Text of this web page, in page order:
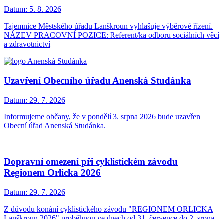
Datum: 5. 8. 2026
Tajemnice Městského úřadu Lanškroun vyhlašuje výběrové řízení.
NÁZEV PRACOVNÍ POZICE: Referent/ka odboru sociálních věcí
a zdravotnictví
Uzavření Obecního úřadu Anenská Studánka
Datum: 29. 7. 2026
Informujeme občany, že v pondělí 3. srpna 2026 bude uzavřen
Obecní úřad Anenská Studánka.
Dopravní omezení při cyklistickém závodu
Regionem Orlicka 2026
Datum: 29. 7. 2026
Z důvodu konání cyklistického závodu "REGIONEM ORLICKA